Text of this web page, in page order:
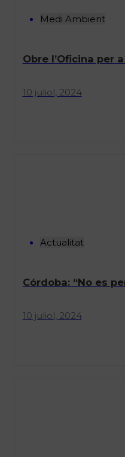
Medi Ambient
Obre l’Oficina per
10 juliol, 2024
Actualitat
Córdoba: “No es
10 juliol, 2024